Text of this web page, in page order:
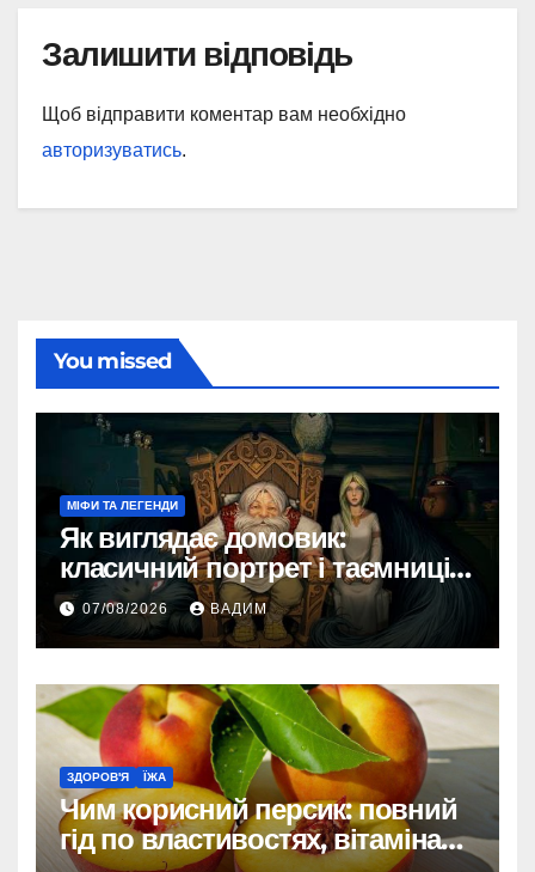
Залишити відповідь
Щоб відправити коментар вам необхідно
авторизуватись.
You missed
МІФИ ТА ЛЕГЕНДИ
Як виглядає домовик:
класичний портрет і таємниці
зовнішності
07/08/2026 ВАДИМ
ЗДОРОВ'Я ЇЖА
Чим корисний персик: повний
гід по властивостях, вітамінах і